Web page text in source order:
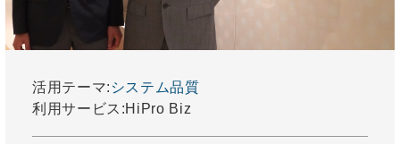
活用テーマ: システム品質
利用サービス:HiPro Biz